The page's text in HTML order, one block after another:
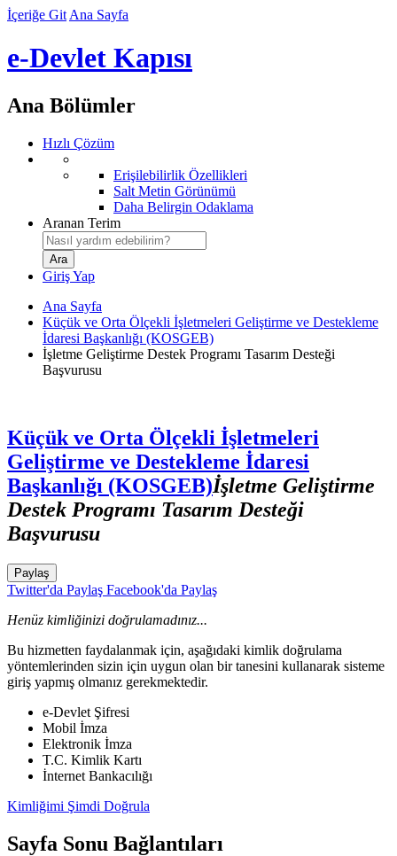
İçeriğe Git Ana Sayfa
e-Devlet Kapısı
Ana Bölümler
Hızlı Çözüm
Erişilebilirlik Özellikleri
Salt Metin Görünümü
Daha Belirgin Odaklama
Aranan Terim
Giriş Yap
Ana Sayfa
Küçük ve Orta Ölçekli İşletmeleri Geliştirme ve Destekleme
İdaresi Başkanlığı (KOSGEB)
İşletme Geliştirme Destek Programı Tasarım Desteği
Başvurusu
Küçük ve Orta Ölçekli İşletmeleri
Geliştirme ve Destekleme İdaresi
Başkanlığı (KOSGEB)İşletme Geliştirme
Destek Programı Tasarım Desteği
Başvurusu
Paylaş
Twitter'da Paylaş Facebook'da Paylaş
Henüz kimliğinizi doğrulamadınız...
Bu hizmetten faydalanmak için, aşağıdaki kimlik doğrulama
yöntemlerinden sizin için uygun olan bir tanesini kullanarak sisteme
giriş yapmış olmanız gerekmektedir.
e-Devlet Şifresi
Mobil İmza
Elektronik İmza
T.C. Kimlik Kartı
İnternet Bankacılığı
Kimliğimi Şimdi Doğrula
Sayfa Sonu Bağlantıları